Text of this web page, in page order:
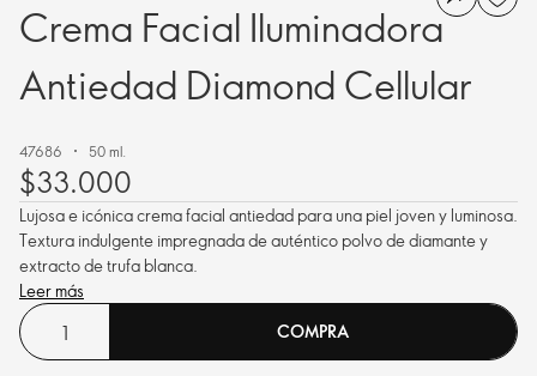
Crema Facial Iluminadora
Antiedad Diamond Cellular
47686 50 ml.
$33.000
Lujosa e icónica crema facial antiedad para una piel joven y luminosa.
Textura indulgente impregnada de auténtico polvo de diamante y
extracto de trufa blanca.
Leer más
COMPRA